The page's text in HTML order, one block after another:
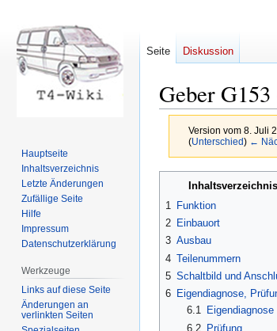
Geber
Version vom 8. Juli
(Unterschied) ←
Inhaltsverzeichnis
1
Funktion
2 Einbauort
3 Ausbau
4 Teilenummern
5 Schaltbild und
6 Eigendiagnose,
6.1
Eigendiagnose
6.2 Prüfung
Seite Diskussion
Hauptseite
Inhaltsverzeichnis
Letzte Änderungen
Zufällige Seite
Hilfe
Impressum
Datenschutzerklärung
Werkzeuge
Links auf diese Seite
Änderungen an
verlinkten Seiten